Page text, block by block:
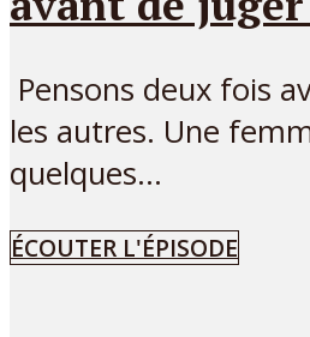
Pensons deux fois
les autres. Une
quelques...
ÉCOUTER L'ÉPISODE